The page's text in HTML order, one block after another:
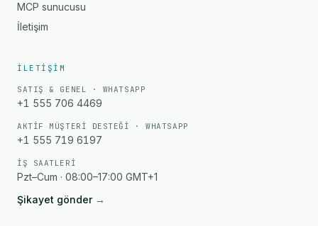
MCP sunucusu
İletişim
İLETIŞIM
SATIŞ & GENEL · WHATSAPP
+1 555 706 4469
AKTIF MÜŞTERI DESTEĞI · WHATSAPP
+1 555 719 6197
İŞ SAATLERI
Pzt–Cum · 08:00–17:00 GMT+1
Şikayet gönder →